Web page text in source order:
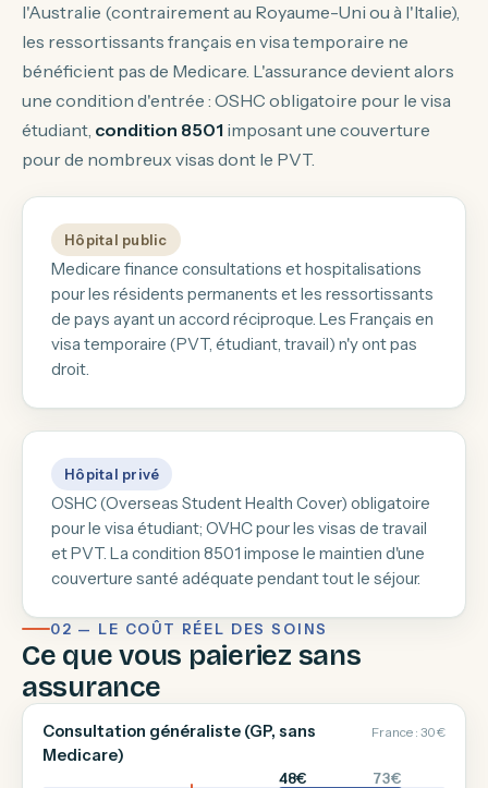
l'Australie (contrairement au Royaume-Uni ou à l'Italie),
les ressortissants français en visa temporaire ne
bénéficient pas de Medicare. L'assurance devient alors
une condition d'entrée : OSHC obligatoire pour le visa
étudiant, condition 8501 imposant une couverture
pour de nombreux visas dont le PVT.
Hôpital public
Medicare finance consultations et hospitalisations
pour les résidents permanents et les ressortissants
de pays ayant un accord réciproque. Les Français en
visa temporaire (PVT, étudiant, travail) n'y ont pas
droit.
Hôpital privé
OSHC (Overseas Student Health Cover) obligatoire
pour le visa étudiant; OVHC pour les visas de travail
et PVT. La condition 8501 impose le maintien d'une
couverture santé adéquate pendant tout le séjour.
02 — LE COÛT RÉEL DES SOINS
Ce que vous paieriez sans
assurance
Consultation généraliste (GP, sans
Medicare)
France : 30 €
48€ 73€